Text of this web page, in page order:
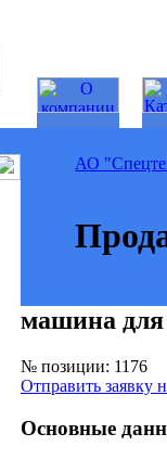
АО
машина для
№ позиции: 1176
Отправить заявку
Основные